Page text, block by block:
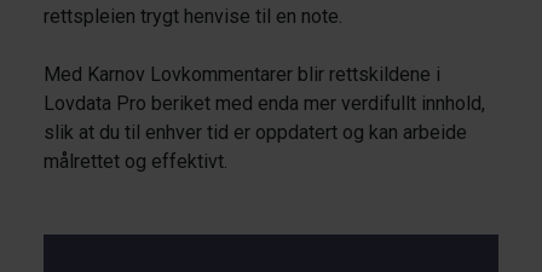
rettspleien trygt henvise til en note.
Med Karnov Lovkommentarer blir rettskildene i
Lovdata Pro beriket med enda mer verdifullt innhold,
slik at du til enhver tid er oppdatert og kan arbeide
målrettet og effektivt.